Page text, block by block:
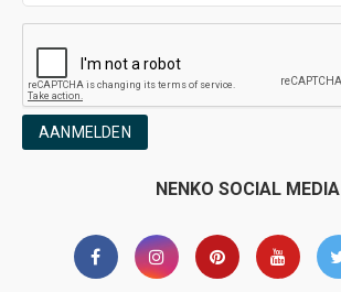
AANMELDEN
NENKO SOCIAL MEDIA